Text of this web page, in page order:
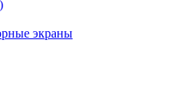
экраны